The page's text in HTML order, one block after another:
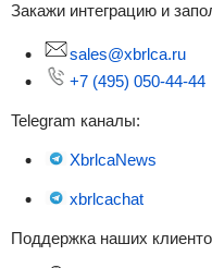
Закажи интеграцию и
sales@xbrlca.ru
+7 (495) 050-44-44
Telegram каналы:
XbrlcaNews
xbrlcachat
Поддержка наших